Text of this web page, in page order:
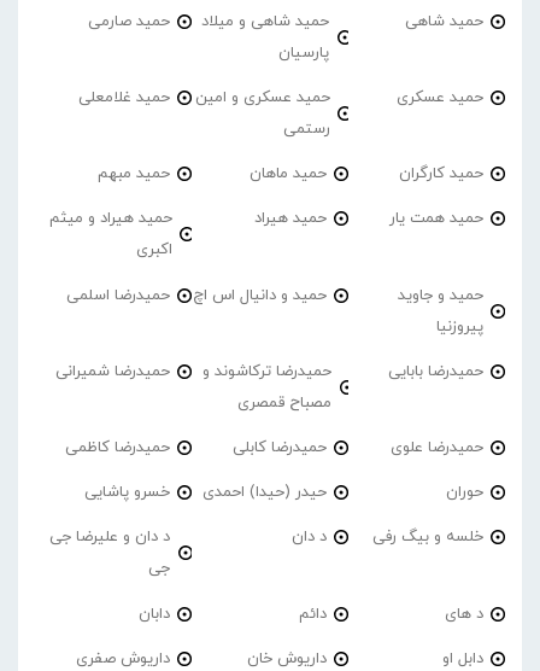
حمید شاهی
حمید شاهی و میلاد
پارسیان
حمید صارمی
حمید عسکری
حمید عسکری و امین
رستمی
حمید غلامعلی
حمید کارگران حمید ماهان حمید مبهم
حمید همت یار حمید هیراد
حمید هیراد و میثم
اکبری
حمید و جاوید
پیروزنیا
حمید و دانیال اس اچ حمیدرضا اسلمی
حمیدرضا بابایی
حمیدرضا ترکاشوند و
مصباح قمصری
حمیدرضا شمیرانی
حمیدرضا علوی حمیدرضا کابلی حمیدرضا کاظمی
حوران حیدر (حیدا) احمدی خسرو پاشایی
خلسه و بیگ رفی د دان
د دان و علیرضا جی
جی
د های دائم دابان
دابل او داریوش خان داریوش صفری